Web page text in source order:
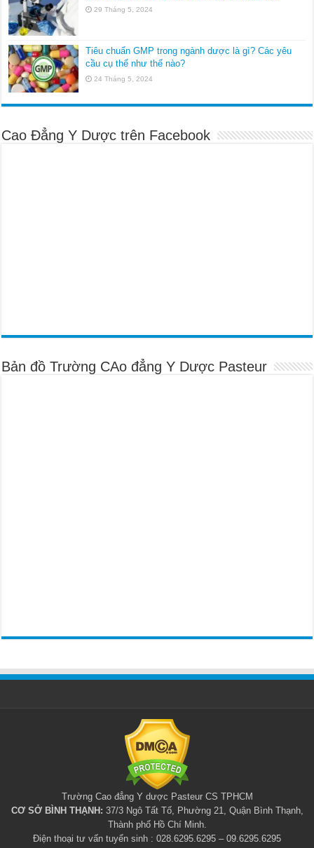
29 Tháng 5, 2024
Tiêu chuẩn GMP trong ngành dược là gì? Các yêu
cầu cụ thể như thế nào?
24 Tháng 5, 2024
Cao Đẳng Y Dược trên Facebook
Bản đồ Trường CAo đẳng Y Dược Pasteur
Trường Cao đẳng Y dược Pasteur CS TPHCM
CƠ SỞ BÌNH THẠNH: 37/3 Ngô Tất Tố, Phường 21, Quận Bình Thạnh,
Thành phố Hồ Chí Minh.
Điện thoại tư vấn tuyển sinh : 028.6295.6295 – 09.6295.6295